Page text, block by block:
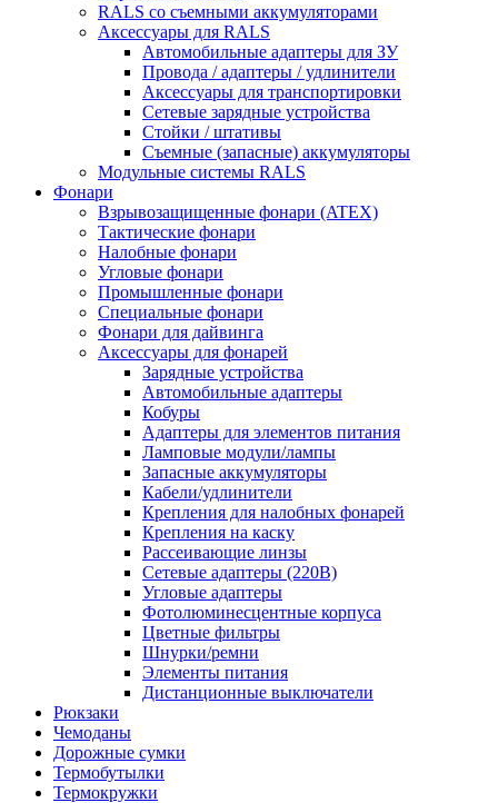
RALS со съемными аккумуляторами
Аксессуары для RALS
Автомобильные адаптеры для ЗУ
Провода / адаптеры / удлинители
Аксессуары для транспортировки
Сетевые зарядные устройства
Стойки / штативы
Съемные (запасные) аккумуляторы
Модульные системы RALS
Фонари
Взрывозащищенные фонари (ATEX)
Тактические фонари
Налобные фонари
Угловые фонари
Промышленные фонари
Специальные фонари
Фонари для дайвинга
Аксессуары для фонарей
Зарядные устройства
Автомобильные адаптеры
Кобуры
Адаптеры для элементов питания
Ламповые модули/лампы
Запасные аккумуляторы
Кабели/удлинители
Крепления для налобных фонарей
Крепления на каску
Рассеивающие линзы
Сетевые адаптеры (220В)
Угловые адаптеры
Фотолюминесцентные корпуса
Цветные фильтры
Шнурки/ремни
Элементы питания
Дистанционные выключатели
Рюкзаки
Чемоданы
Дорожные сумки
Термобутылки
Термокружки